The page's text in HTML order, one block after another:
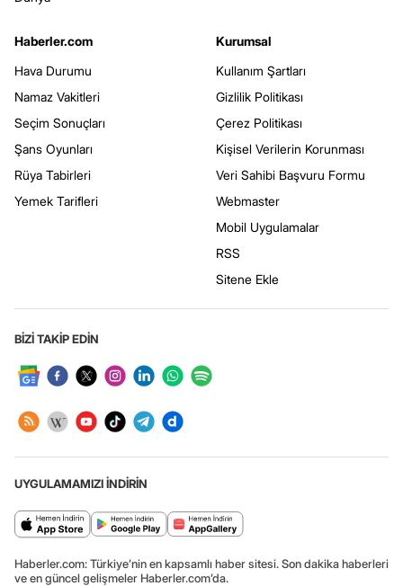
Haberler.com
Hava Durumu
Namaz Vakitleri
Seçim Sonuçları
Şans Oyunları
Rüya Tabirleri
Yemek Tarifleri
Kurumsal
Kullanım Şartları
Gizlilik Politikası
Çerez Politikası
Kişisel Verilerin Korunması
Veri Sahibi Başvuru Formu
Webmaster
Mobil Uygulamalar
RSS
Sitene Ekle
BİZİ TAKİP EDİN
UYGULAMAMIZI İNDİRİN
Haberler.com: Türkiye’nin en kapsamlı haber sitesi. Son dakika haberleri
ve en güncel gelişmeler Haberler.com’da.